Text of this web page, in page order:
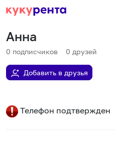
Анна
0 подписчиков 0 друзей
Добавить в друзья
Телефон подтвержден